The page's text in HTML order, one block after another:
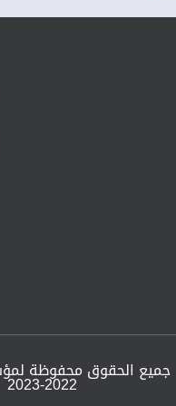
جميع الحقوق محفوظة
2023-2022